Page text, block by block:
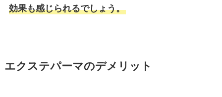
効果も感じられるでしょう。
エクステパーマのデメリット